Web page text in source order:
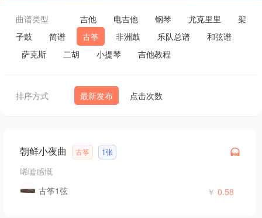
曲谱类型 吉他 电吉他 钢琴 尤克里里
架
子鼓
简谱 古筝 非洲鼓 乐队总谱
和弦谱
萨克斯
二胡 小提琴 吉他教程
排序方式 最新发布 点击次数
朝鲜小夜曲 古筝 1张
唏嘘感慨
古筝1弦
￥ 0.58